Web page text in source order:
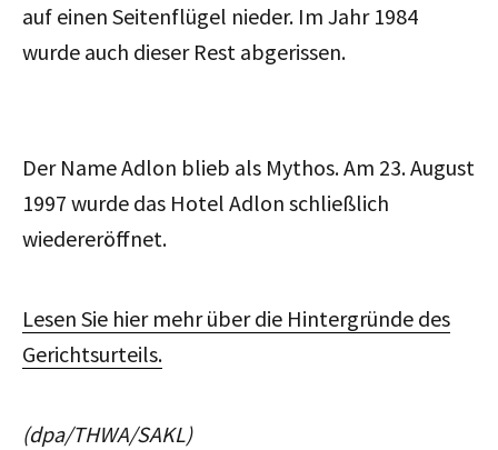
auf einen Seitenflügel nieder. Im Jahr 1984
wurde auch dieser Rest abgerissen.
Der Name Adlon blieb als Mythos. Am 23. August
1997 wurde das Hotel Adlon schließlich
wiedereröffnet.
Lesen Sie hier mehr über die Hintergründe des
Gerichtsurteils.
(dpa/THWA/SAKL)